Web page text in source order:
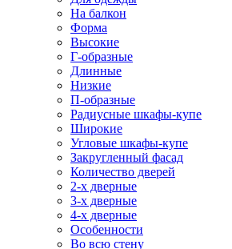
На балкон
Форма
Высокие
Г-образные
Длинные
Низкие
П-образные
Радиусные шкафы-купе
Широкие
Угловые шкафы-купе
Закругленный фасад
Количество дверей
2-х дверные
3-х дверные
4-х дверные
Особенности
Во всю стену